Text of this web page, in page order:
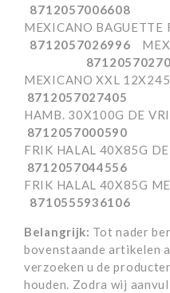
8712057006608
MEXICANO
8712057026996
MEXICANO
8712057027405
HAMB.
8712057000590
FRIK HALAL
8712057044556
FRIK HALAL 40X85G
8710555936106
Belangrijk: Tot nader
bovenstaande artikelen
verzoeken u de
houden. Zodra wij